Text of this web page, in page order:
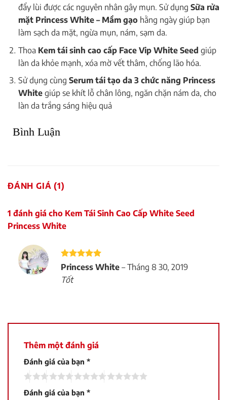
đẩy lùi được các nguyên nhân gây mụn. Sử dụng Sữa rửa
mặt Princess White – Mầm gạo hằng ngày giúp bạn
làm sạch da mặt, ngừa mụn, nám, sạm da.
Thoa Kem tái sinh cao cấp Face Vip White Seed giúp
làn da khỏe mạnh, xóa mờ vết thâm, chống lão hóa.
Sử dụng cùng Serum tái tạo da 3 chức năng Princess
White giúp se khít lỗ chân lông, ngăn chặn nám da, cho
làn da trắng sáng hiệu quả
Bình Luận
ĐÁNH GIÁ (1)
1 đánh giá cho Kem Tái Sinh Cao Cấp White Seed
Princess White
Được xếp
hạng 5 5
sao
Princess White – Tháng 8 30, 2019
Tốt
Thêm một đánh giá
Đánh giá của bạn *
Đánh giá của bạn *